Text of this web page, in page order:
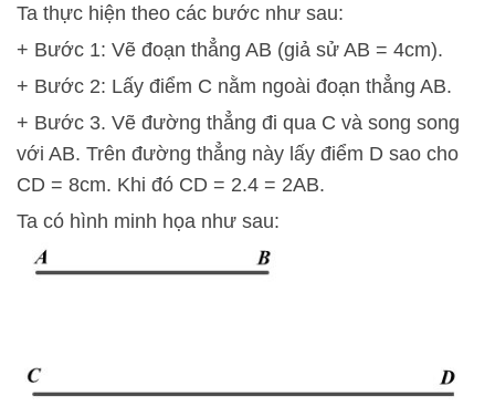
Ta thực hiện theo các bước như sau:
+ Bước 1: Vẽ đoạn thẳng AB (giả sử AB = 4cm).
+ Bước 2: Lấy điểm C nằm ngoài đoạn thẳng AB.
+ Bước 3. Vẽ đường thẳng đi qua C và song song
với AB. Trên đường thẳng này lấy điểm D sao cho
CD = 8cm. Khi đó CD = 2.4 = 2AB.
Ta có hình minh họa như sau: